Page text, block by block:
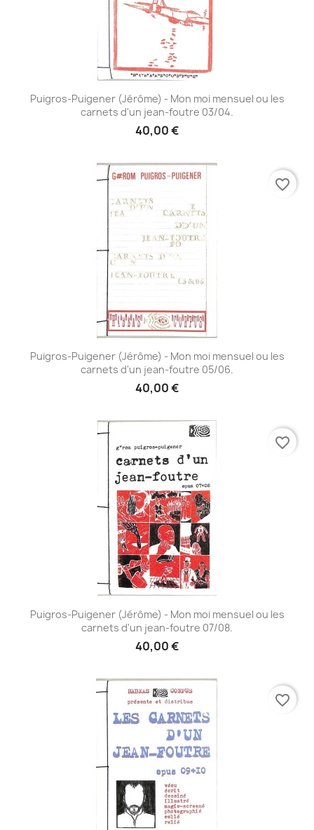
Puigros-Puigener (Jérôme) - Mon moi mensuel ou les
carnets d'un jean-foutre 03/04.
40,00 €
Puigros-Puigener (Jérôme) - Mon moi mensuel ou les
carnets d'un jean-foutre 05/06.
40,00 €
favorite_border
Puigros-Puigener (Jérôme) - Mon moi mensuel ou les
carnets d'un jean-foutre 07/08.
40,00 €
favorite_border
favorite_border